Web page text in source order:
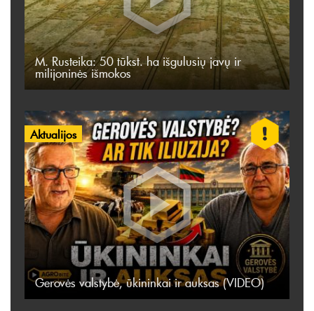
M. Rusteika: 50 tūkst. ha išgulusių javų ir
milijoninės išmokos
Aktualijos
Gerovės valstybė, ūkininkai ir auksas (VIDEO)